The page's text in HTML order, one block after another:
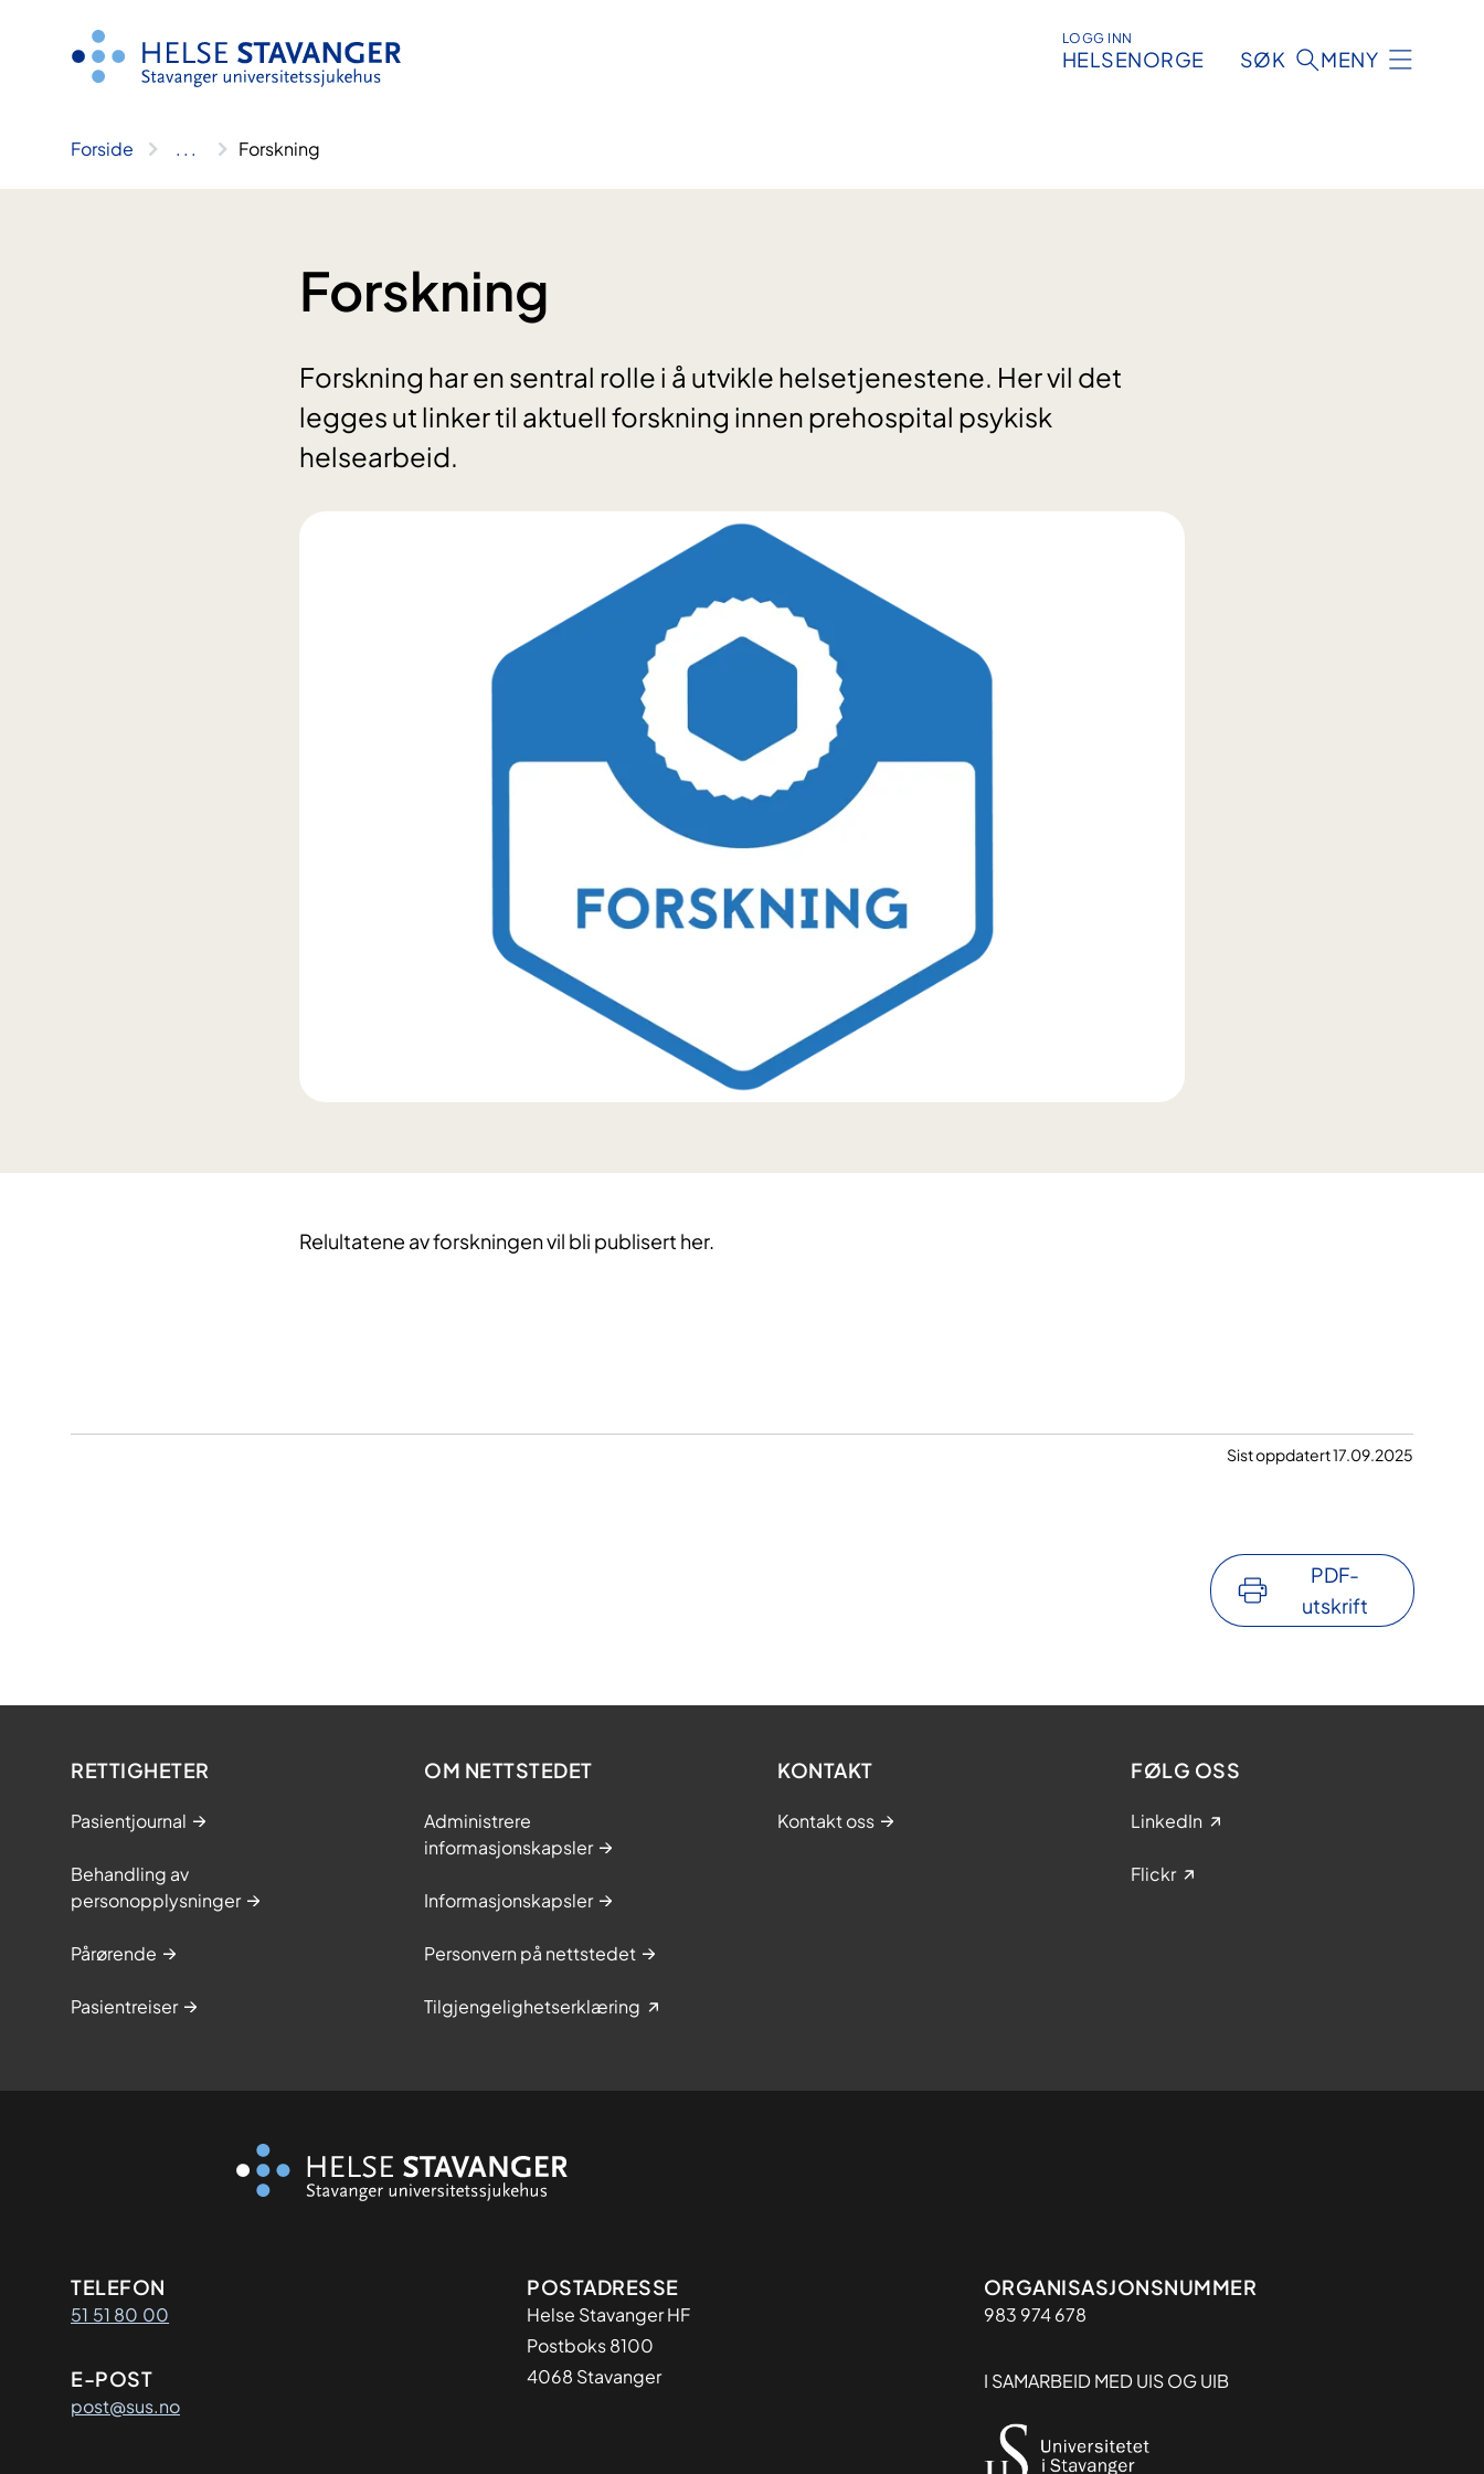
LOGG INN
HELSENORGE SØK MENY
Forside .. . Forskning
Forskning
Forskning har en sentral rolle i å utvikle helsetjenestene. Her vil det
legges ut linker til aktuell forskning innen prehospital psykisk
helsearbeid.
Relultatene av forskningen vil bli publisert her.
Sist oppdatert 17.09.2025
PDF-
utskrift
RETTIGHETER
Pasientjournal
Behandling av
personopplysninger
Pårørende
Pasientreiser
OM NETTSTEDET
Administrere
informasjonskapsler
Informasjonskapsler
Personvern på nettstedet
Tilgjengelighetserklæring
KONTAKT
Kontakt oss
FØLG OSS
LinkedIn
Flickr
Kontaktinformasjon
TELEFON
51 51 80 00
E-POST
post@sus.no
Adresse
POSTADRESSE
Helse Stavanger HF
Postboks 8100
4068 Stavanger
Organisasjon
ORGANISASJONSNUMMER
983 974 678
I SAMARBEID MED UIS OG UIB